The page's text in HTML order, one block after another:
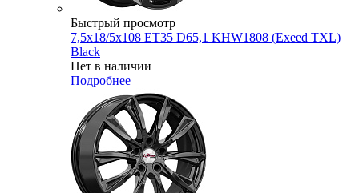
Быстрый просмотр
7,5x18/5x108 ET35 D65,1 KHW1808 (Exeed TXL)
Black
Нет в наличии
Подробнее